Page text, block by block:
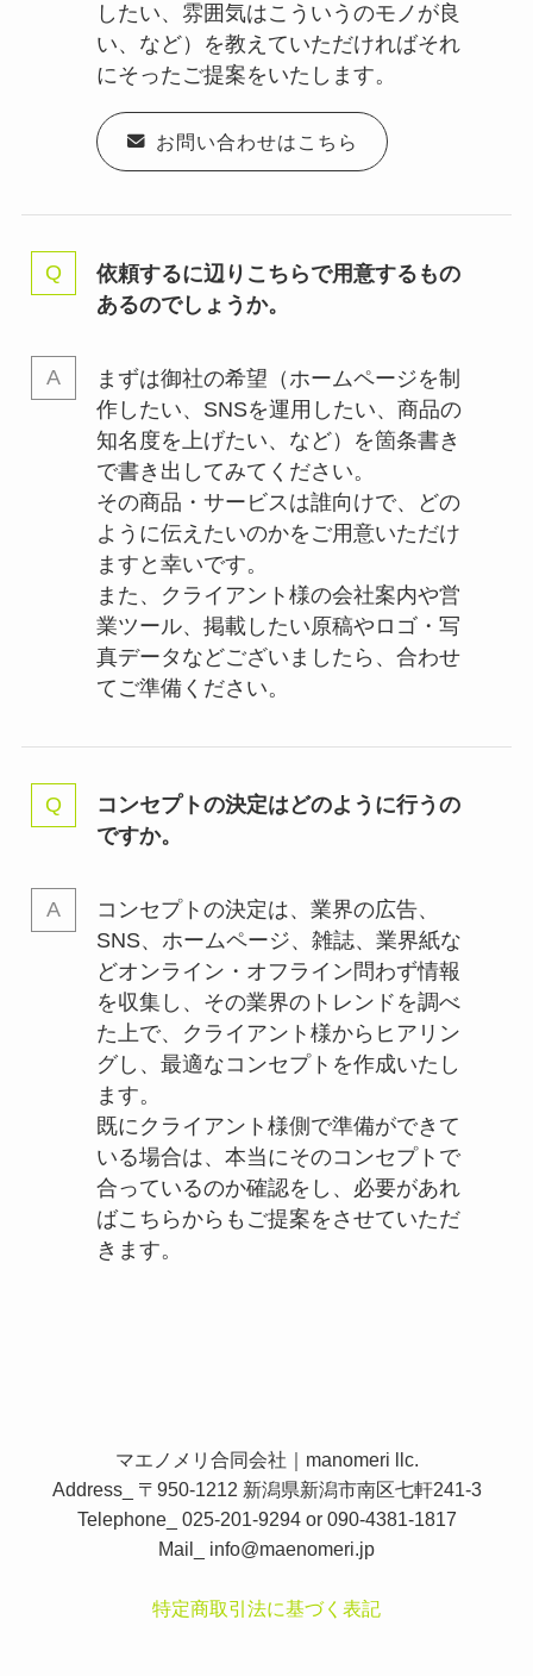
したい、雰囲気はこういうのモノが良
い、など）を教えていただければそれ
にそったご提案をいたします。
お問い合わせはこちら
依頼するに辺りこちらで用意するもの
あるのでしょうか。
まずは御社の希望（ホームページを制
作したい、SNSを運用したい、商品の
知名度を上げたい、など）を箇条書き
で書き出してみてください。
その商品・サービスは誰向けで、どの
ように伝えたいのかをご用意いただけ
ますと幸いです。
また、クライアント様の会社案内や営
業ツール、掲載したい原稿やロゴ・写
真データなどございましたら、合わせ
てご準備ください。
コンセプトの決定はどのように行うの
ですか。
コンセプトの決定は、業界の広告、
SNS、ホームページ、雑誌、業界紙な
どオンライン・オフライン問わず情報
を収集し、その業界のトレンドを調べ
た上で、クライアント様からヒアリン
グし、最適なコンセプトを作成いたし
ます。
既にクライアント様側で準備ができて
いる場合は、本当にそのコンセプトで
合っているのか確認をし、必要があれ
ばこちらからもご提案をさせていただ
きます。
マエノメリ合同会社｜manomeri llc.
Address_ 〒950-1212 新潟県新潟市南区七軒241-3
Telephone_ 025-201-9294 or 090-4381-1817
Mail_ info@maenomeri.jp
特定商取引法に基づく表記